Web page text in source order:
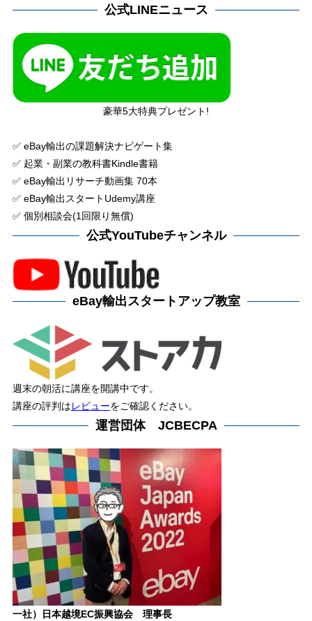
公式LINEニュース
豪華5大特典プレゼント!
✅ eBay輸出の課題解決ナビゲート集
✅ 起業・副業の教科書Kindle書籍
✅ eBay輸出リサーチ動画集 70本
✅ eBay輸出スタートUdemy講座
✅ 個別相談会(1回限り無償)
公式YouTubeチャンネル
eBay輸出スタートアップ教室
週末の朝活に講座を開講中です。
講座の評判はレビューをご確認ください。
運営団体 JCBECPA
一社）日本越境EC振興協会 理事長